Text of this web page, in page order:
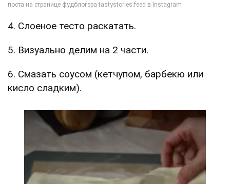
4. Слоеное тесто раскатать.
5. Визуально делим на 2 части.
6. Смазать соусом (кетчупом, барбекю или
кисло сладким).